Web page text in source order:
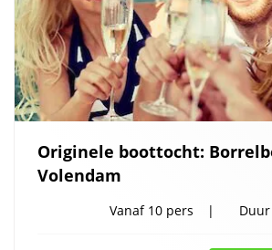
Originele boottocht:
Volendam
Vanaf 10 pers Duur